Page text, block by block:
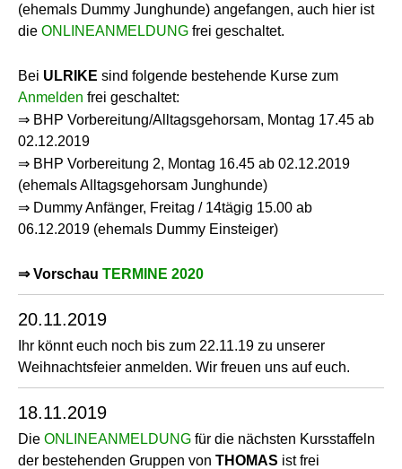
(ehemals Dummy Junghunde) angefangen, auch hier ist
die ONLINEANMELDUNG frei geschaltet.
Bei ULRIKE sind folgende bestehende Kurse zum
Anmelden frei geschaltet:
⇒ BHP Vorbereitung/Alltagsgehorsam, Montag 17.45 ab
02.12.2019
⇒ BHP Vorbereitung 2, Montag 16.45 ab 02.12.2019
(ehemals Alltagsgehorsam Junghunde)
⇒ Dummy Anfänger, Freitag / 14tägig 15.00 ab
06.12.2019 (ehemals Dummy Einsteiger)
⇒ Vorschau TERMINE 2020
20.11.2019
Ihr könnt euch noch bis zum 22.11.19 zu unserer
Weihnachtsfeier anmelden. Wir freuen uns auf euch.
18.11.2019
Die ONLINEANMELDUNG für die nächsten Kursstaffeln
der bestehenden Gruppen von THOMAS ist frei